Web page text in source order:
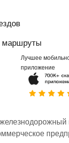
маршруты
Лучшее
приложение